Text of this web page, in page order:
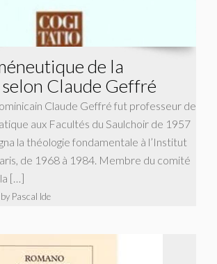
de la
Claude Geffré
Claude Geffré fut professeur de
aux Facultés du Saulchoir de 1957
la théologie fondamentale à l’Institut
de 1968 à 1984. Membre du comité
[…]
by Pascal Ide